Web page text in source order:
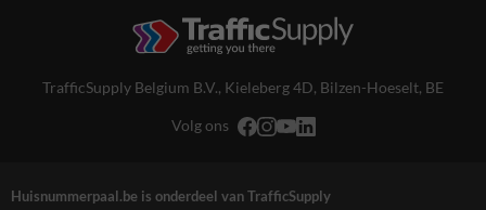
TrafficSupply Belgium B.V., Kieleberg 4D, Bilzen-Hoeselt, BE
Volg ons
Huisnummerpaal.be is onderdeel van TrafficSupply